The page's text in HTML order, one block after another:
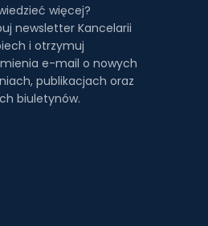
więcej?
newsletter Kancelarii
i otrzymuj
e-mail o nowych
publikacjach oraz
biuletynów.